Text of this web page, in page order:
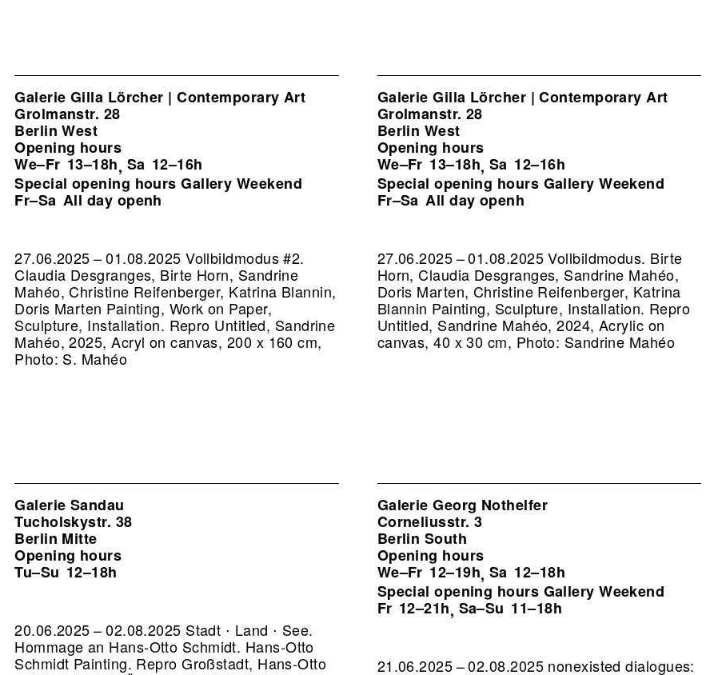
Galerie Gilla Lörcher | Contemporary Art
Grolmanstr. 28
Berlin West
Opening hours
We–Fr 13–18h, Sa 12–16h
Special opening hours Gallery Weekend
Fr–Sa All day openh
27.06.2025 – 01.08.2025 Vollbildmodus #2.
Claudia Desgranges, Birte Horn, Sandrine
Mahéo, Christine Reifenberger, Katrina Blannin,
Doris Marten Painting, Work on Paper,
Sculpture, Installation. Repro Untitled, Sandrine
Mahéo, 2025, Acryl on canvas, 200 x 160 cm,
Photo: S. Mahéo
Galerie Gilla Lörcher | Contemporary Art
Grolmanstr. 28
Berlin West
Opening hours
We–Fr 13–18h, Sa 12–16h
Special opening hours Gallery Weekend
Fr–Sa All day openh
27.06.2025 – 01.08.2025 Vollbildmodus. Birte
Horn, Claudia Desgranges, Sandrine Mahéo,
Doris Marten, Christine Reifenberger, Katrina
Blannin Painting, Sculpture, Installation. Repro
Untitled, Sandrine Mahéo, 2024, Acrylic on
canvas, 40 x 30 cm, Photo: Sandrine Mahéo
Galerie Sandau
Tucholskystr. 38
Berlin Mitte
Opening hours
Tu–Su 12–18h
20.06.2025 – 02.08.2025 Stadt ⋅ Land ⋅ See.
Hommage an Hans-Otto Schmidt. Hans-Otto
Schmidt Painting. Repro Großstadt, Hans-Otto
Galerie Georg Nothelfer
Corneliusstr. 3
Berlin South
Opening hours
We–Fr 12–19h, Sa 12–18h
Special opening hours Gallery Weekend
Fr 12–21h, Sa–Su 11–18h
21.06.2025 – 02.08.2025 nonexisted dialogues: